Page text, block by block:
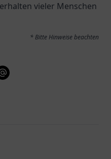
vieler Menschen
* Bitte Hinweise beachten